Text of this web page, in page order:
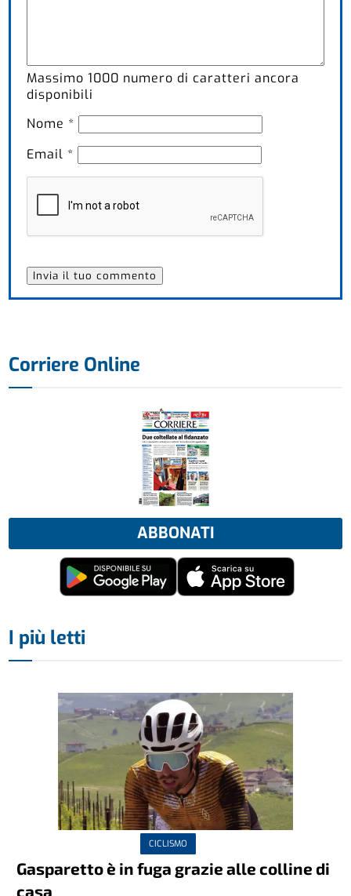
Massimo1000 numero di caratteri ancora
disponibili
Nome *
Email *
Corriere Online
ABBONATI
I più letti
CICLISMO
Gasparetto è in fuga grazie alle colline di
casa